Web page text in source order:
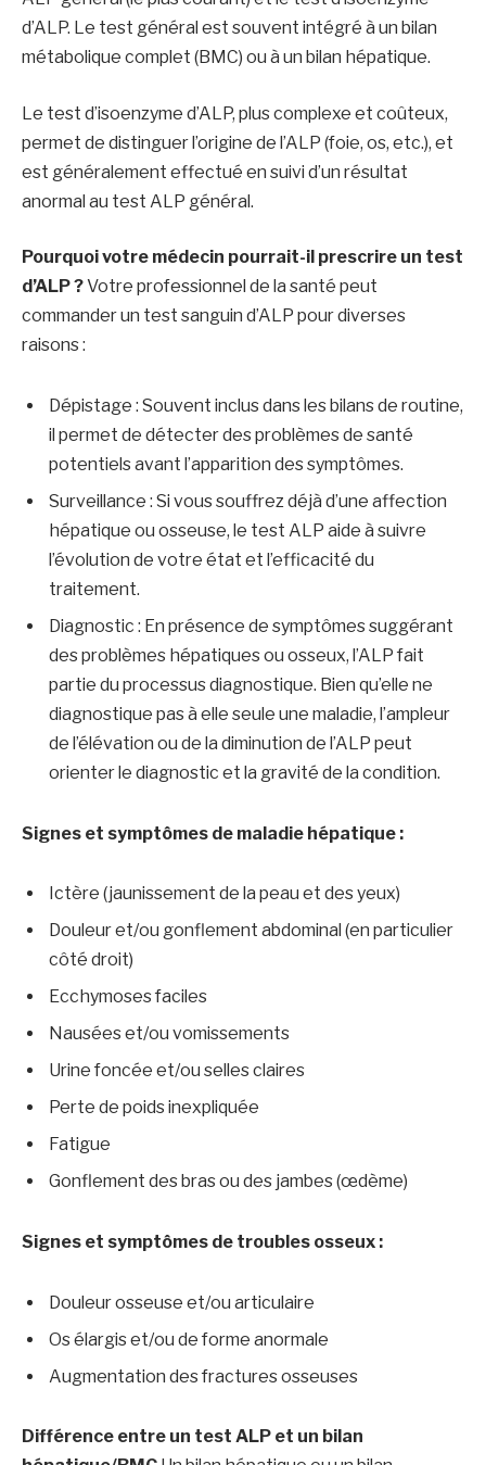
d’ALP. Le test général est souvent intégré à un bilan
métabolique complet (BMC) ou à un bilan hépatique.
Le test d’isoenzyme d’ALP, plus complexe et coûteux,
permet de distinguer l’origine de l’ALP (foie, os, etc.), et
est généralement effectué en suivi d’un résultat
anormal au test ALP général.
Pourquoi votre médecin pourrait-il prescrire un test
d’ALP ?Votre professionnel de la santé peut
commander un test sanguin d’ALP pour diverses
raisons :
Dépistage : Souvent inclus dans les bilans de routine,
il permet de détecter des problèmes de santé
potentiels avant l’apparition des symptômes.
Surveillance : Si vous souffrez déjà d’une affection
hépatique ou osseuse, le test ALP aide à suivre
l’évolution de votre état et l’efficacité du
traitement.
Diagnostic : En présence de symptômes suggérant
des problèmes hépatiques ou osseux, l’ALP fait
partie du processus diagnostique. Bien qu’elle ne
diagnostique pas à elle seule une maladie, l’ampleur
de l’élévation ou de la diminution de l’ALP peut
orienter le diagnostic et la gravité de la condition.
Signes et symptômes de maladie hépatique :
Ictère (jaunissement de la peau et des yeux)
Douleur et/ou gonflement abdominal (en particulier
côté droit)
Ecchymoses faciles
Nausées et/ou vomissements
Urine foncée et/ou selles claires
Perte de poids inexpliquée
Fatigue
Gonflement des bras ou des jambes (œdème)
Signes et symptômes de troubles osseux :
Douleur osseuse et/ou articulaire
Os élargis et/ou de forme anormale
Augmentation des fractures osseuses
Différence entre un test ALP et un bilan